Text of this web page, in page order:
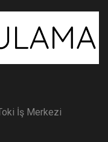
İş Merkezi